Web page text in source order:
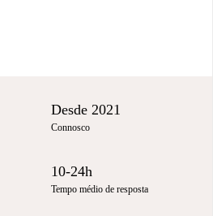
Desde 2021
Connosco
10-24h
Tempo médio de resposta